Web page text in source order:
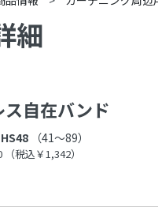
細
ス自在バンド
（41〜89）
（税込￥1,342）